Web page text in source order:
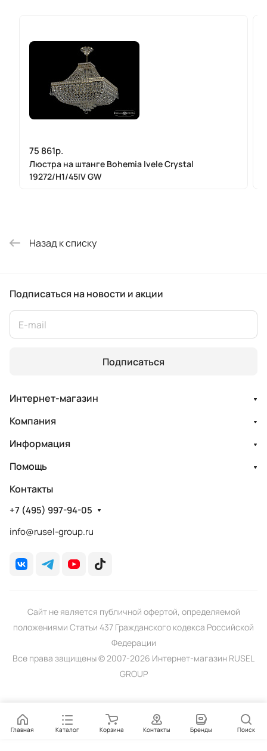
75 861р.
Люстра на штанге Bohemia Ivele Crystal
19272/H1/45IV GW
Назад к списку
Подписаться на новости и акции
Подписаться
Интернет-магазин
Компания
Информация
Помощь
Контакты
+7 (495) 997-94-05
info@rusel-group.ru
Сайт не является публичной офертой, определяемой
положениями Статьи 437 Гражданского кодекса Российской
Федерации
Все права защищены © 2007-2026 Интернет-магазин RUSEL
GROUP
Главная Каталог Корзина Контакты Бренды Поиск